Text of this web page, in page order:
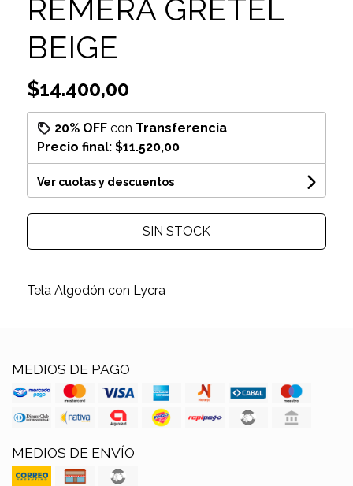
REMERA GRETEL
BEIGE
$14.400,00
20% OFFcon Transferencia
Precio final: $11.520,00
Ver cuotas y descuentos
SIN STOCK
Tela Algodón con Lycra
MEDIOS DE PAGO
MEDIOS DE ENVÍO